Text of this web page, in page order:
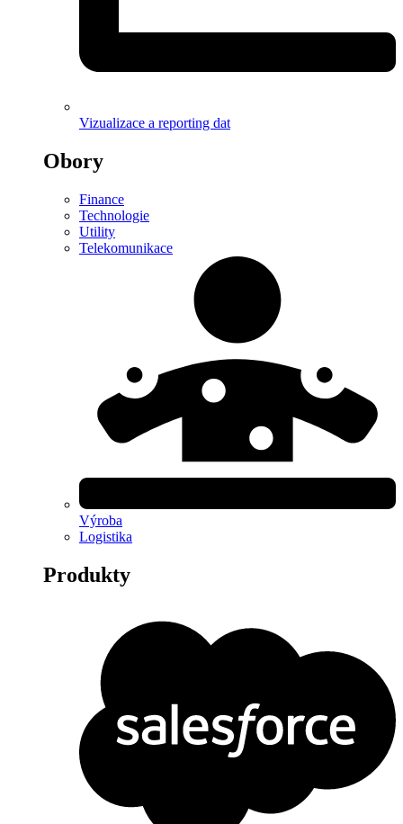
Vizualizace a reporting dat
Obory
Finance
Technologie
Utility
Telekomunikace
Výroba
Logistika
Produkty